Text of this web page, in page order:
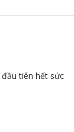
tiên hết sức